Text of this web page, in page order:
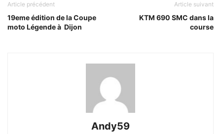
Article précédent
19eme édition de la Coupe
moto Légende à Dijon
Article suivant
KTM 690 SMC dans la
course
Andy59